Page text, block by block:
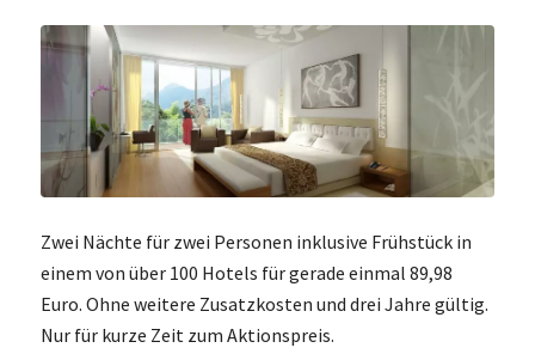
Zwei Nächte für zwei Personen inklusive Frühstück in
einem von über 100 Hotels für gerade einmal 89,98
Euro. Ohne weitere Zusatzkosten und drei Jahre gültig.
Nur für kurze Zeit zum Aktionspreis.